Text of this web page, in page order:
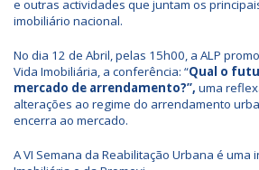
e outras actividades que juntam os
imobiliário nacional.
No dia 12 de Abril, pelas 15h00, a ALP
Vida Imobiliária, a conferência: “Qual o
mercado de arrendamento?”, uma
alterações ao regime do arrendamento
encerra ao mercado.
A VI Semana da Reabilitação Urbana é uma